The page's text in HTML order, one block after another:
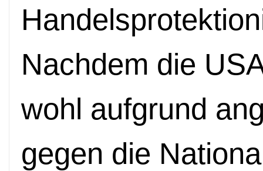
Nachdem die
wohl aufgrund
gegen die